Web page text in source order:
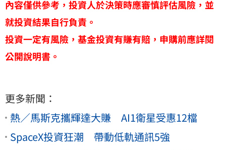
內容僅供參考，投資人於決策時應審慎評估風險，並
就投資結果自行負責。
投資一定有風險，基金投資有賺有賠，申購前應詳閱
公開說明書。
更多新聞：
熱／馬斯克攜輝達大賺 AI1衛星受惠12檔
SpaceX投資狂潮 帶動低軌通訊5強